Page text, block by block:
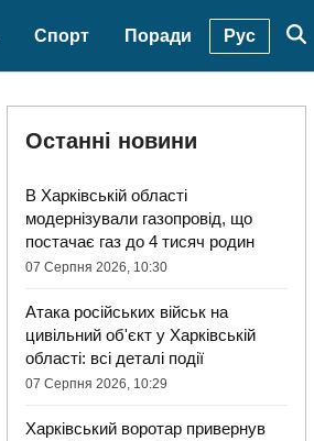
Спорт Поради Рус
Останні новини
В Харківській області
модернізували газопровід, що
постачає газ до 4 тисяч родин
07 Серпня 2026, 10:30
Атака російських військ на
цивільний об'єкт у Харківській
області: всі деталі події
07 Серпня 2026, 10:29
Харківський воротар привернув